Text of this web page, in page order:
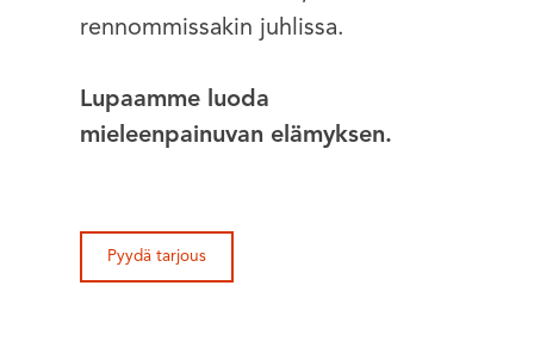
rennommissakin juhlissa.
Lupaamme luoda
mieleenpainuvan elämyksen.
Pyydä tarjous